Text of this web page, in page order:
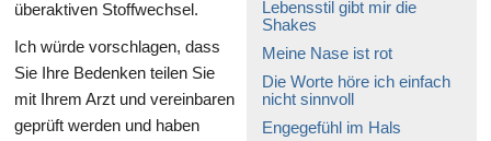
Lebensstil gibt mir die
Shakes
Meine Nase ist rot
Die Worte höre ich einfach
nicht sinnvoll
Engegefühl im Hals
überaktiven Stoffwechsel.
Ich würde vorschlagen, dass
Sie Ihre Bedenken teilen Sie
mit Ihrem Arzt und vereinbaren
geprüft werden und haben